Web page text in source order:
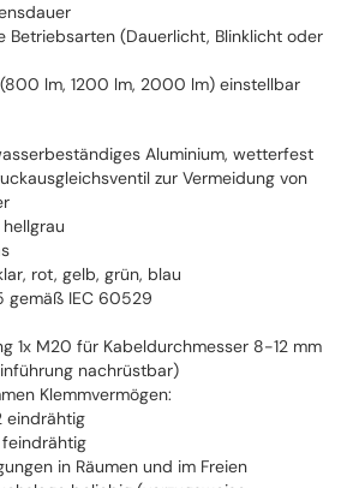
Betriebsarten (Dauerlicht, Blinklicht oder
lm, 1200 lm, 2000 lm) einstellbar
Aluminium, wetterfest
zur Vermeidung von
rot, gelb, grün, blau
gemäß IEC 60529
1x M20 für Kabeldurchmesser 8-12 mm
nachrüstbar)
Klemmvermögen:
eindrähtig
feindrähtig
in Räumen und im Freien